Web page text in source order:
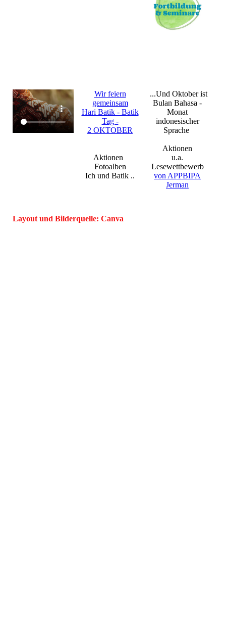
Wir feiern
gemeinsam
Hari Batik - Batik
Tag -
2 OKTOBER
Aktionen
Fotoalben
Ich und Batik ..
...Und Oktober ist
Bulan Bahasa -
Monat
indonesischer
Sprache
Aktionen
u.a.
Lesewettbewerb
von APPBIPA
Jerman
Layout und Bilderquelle: Canva